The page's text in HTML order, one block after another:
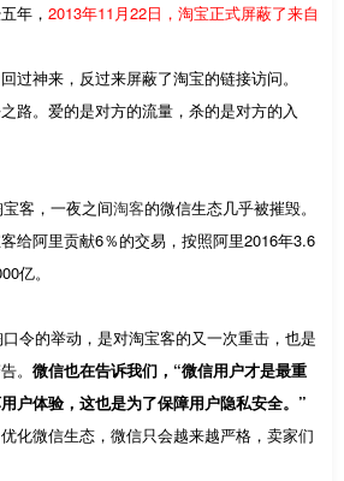
年， 2013年11月22日，淘宝正式屏蔽了来自
神来，反过来屏蔽了淘宝的链接访问。
。爱的是对方的流量，杀的是对方的入
客，一夜之间淘客的微信生态几乎被摧毁。
给阿里贡献6％的交易，按照阿里2016年3.6
亿。
的举动，是对淘宝客的又一次重击，也是
。 微信也在告诉我们，“微信用户才是最重
户体验，这也是为了保障用户隐私安全。”
微信生态，微信只会越来越严格，卖家们